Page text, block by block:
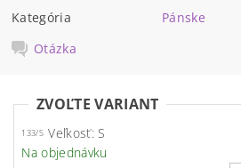
Kategória
Pánske
Otázka
ZVOĽTE VARIANT
133/S Veľkosť: S
Na objednávku